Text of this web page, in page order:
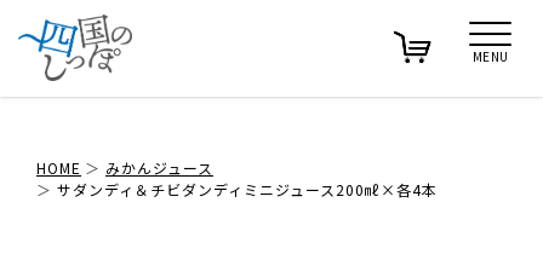
MENU
HOME
みかんジュース
サダンディ＆チビダンディミニジュース200㎖×各4本